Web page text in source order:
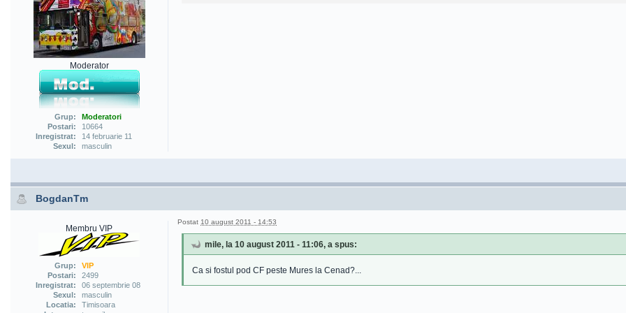
Moderator
Grup:
Moderatori
Postari:
10664
Inregistrat:
14 februarie 11
Sexul:
masculin
BogdanTm
Membru VIP
Grup:
VIP
Postari:
2499
Inregistrat:
06 septembrie 08
Sexul:
masculin
Locatia:
Timisoara
Postat 10 august 2011 - 14:53
mile, la 10 august 2011 - 11:06, a spus:
Ca si fostul pod CF peste Mures la Cenad?...